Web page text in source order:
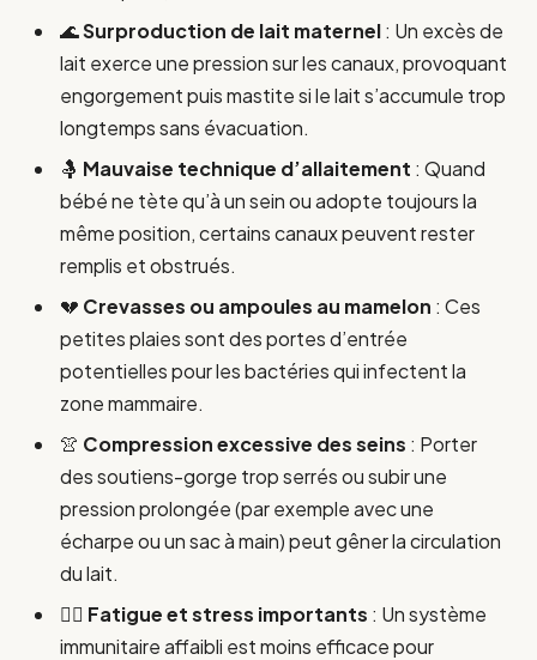
🌊Surproduction de lait maternel: Un excès de
lait exerce une pression sur les canaux, provoquant
engorgement puis mastite si le lait s’accumule trop
longtemps sans évacuation.
🤱 Mauvaise technique d’allaitement : Quand
bébé ne tète qu’à un sein ou adopte toujours la
même position, certains canaux peuvent rester
remplis et obstrués.
💔 Crevasses ou ampoules au mamelon : Ces
petites plaies sont des portes d’entrée
potentielles pour les bactéries qui infectent la
zone mammaire.
👚 Compression excessive des seins : Porter
des soutiens-gorge trop serrés ou subir une
pression prolongée (par exemple avec une
écharpe ou un sac à main) peut gêner la circulation
du lait.
🧘‍♀️ Fatigue et stress importants : Un système
immunitaire affaibli est moins efficace pour